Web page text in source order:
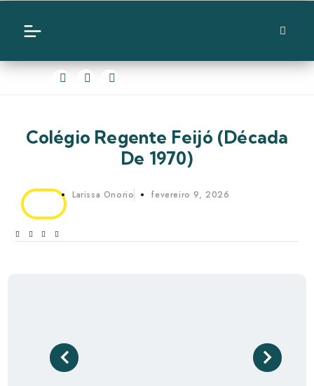
Colégio Regente Feijó (década
De 1970)
Larissa Onorio fevereiro 9, 2026